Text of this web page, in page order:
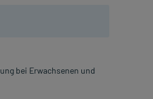
bei Erwachsenen und